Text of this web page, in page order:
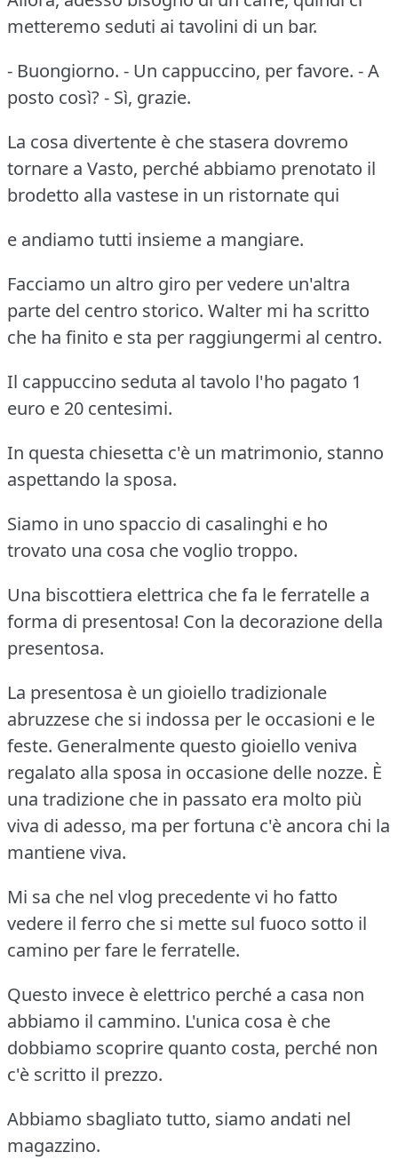
metteremo seduti ai tavolini di un bar.
- Buongiorno. - Un cappuccino, per favore. - A
posto così? - Sì, grazie.
La cosa divertente è che stasera dovremo
tornare a Vasto, perché abbiamo prenotato il
brodetto alla vastese in un ristornate qui
e andiamo tutti insieme a mangiare.
Facciamo un altro giro per vedere un'altra
parte del centro storico. Walter mi ha scritto
che ha finito e sta per raggiungermi al centro.
Il cappuccino seduta al tavolo l'ho pagato 1
euro e 20 centesimi.
In questa chiesetta c'è un matrimonio, stanno
aspettando la sposa.
Siamo in uno spaccio di casalinghi e ho
trovato una cosa che voglio troppo.
Una biscottiera elettrica che fa le ferratelle a
forma di presentosa! Con la decorazione della
presentosa.
La presentosa è un gioiello tradizionale
abruzzese che si indossa per le occasioni e le
feste. Generalmente questo gioiello veniva
regalato alla sposa in occasione delle nozze. È
una tradizione che in passato era molto più
viva di adesso, ma per fortuna c'è ancora chi la
mantiene viva.
Mi sa che nel vlog precedente vi ho fatto
vedere il ferro che si mette sul fuoco sotto il
camino per fare le ferratelle.
Questo invece è elettrico perché a casa non
abbiamo il cammino. L'unica cosa è che
dobbiamo scoprire quanto costa, perché non
c'è scritto il prezzo.
Abbiamo sbagliato tutto, siamo andati nel
magazzino.